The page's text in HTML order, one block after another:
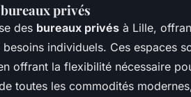
privés
des bureaux privés à Lille,
individuels. Ces espaces
offrant la flexibilité nécessaire
toutes les commodités